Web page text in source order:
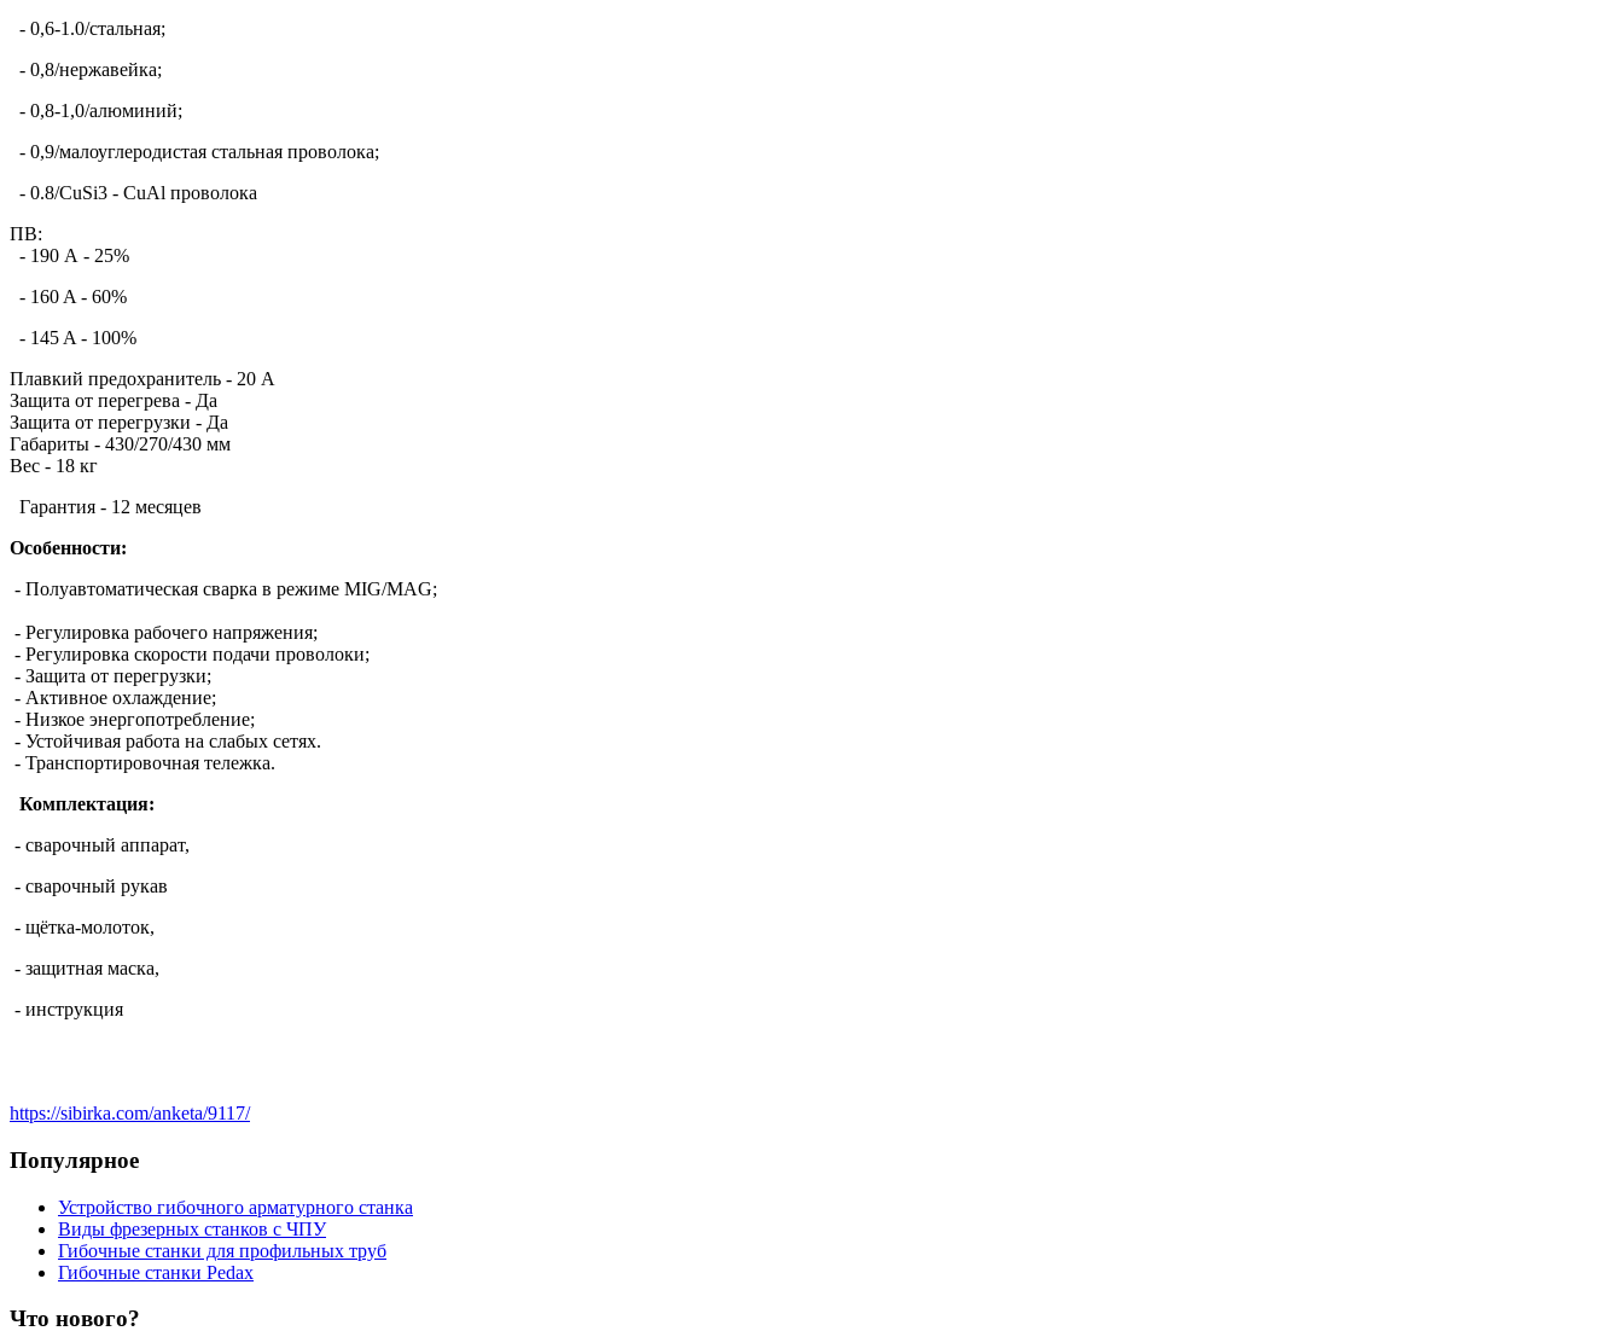
- 0,6-1.0/стальная;
- 0,8/нержавейка;
- 0,8-1,0/алюминий;
- 0,9/малоуглеродистая стальная проволока;
- 0.8/CuSi3 - CuAl проволока
ПВ:
- 190 А - 25%
- 160 A - 60%
- 145 A - 100%
Плавкий предохранитель - 20 А
Защита от перегрева - Да
Защита от перегрузки - Да
Габариты - 430/270/430 мм
Вес - 18 кг
Гарантия - 12 месяцев
Особенности:
- Полуавтоматическая сварка в режиме MIG/MAG;
- Регулировка рабочего напряжения;
- Регулировка скорости подачи проволоки;
- Защита от перегрузки;
- Активное охлаждение;
- Низкое энергопотребление;
- Устойчивая работа на слабых сетях.
- Транспортировочная тележка.
Комплектация:
- сварочный аппарат,
- сварочный рукав
- щётка-молоток,
- защитная маска,
- инструкция
https://sibirka.com/anketa/9117/
Популярное
Устройство гибочного арматурного станка
Виды фрезерных станков с ЧПУ
Гибочные станки для профильных труб
Гибочные станки Pedax
Что нового?